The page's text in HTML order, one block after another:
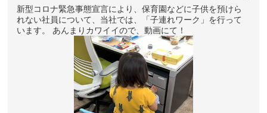
新型コロナ緊急事態宣言により、保育園などに子供を預けら
れない社員について、当社では、「子連れワーク」を行って
います。 あんまりカワイイので、動画にて！